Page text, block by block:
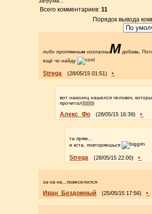
Всего комментариев:11
Порядок вывода
либо протяжным согласныM добавь.
ещё чо найду
Strega (28/05/15 01:51) •
вот наконец нашелся человек,
прочитал))))))))
Алекс_Фо (28/05/15 16:39) •
та прям...
и кста, повторяешься
Strega (28/05/15 22:00) •
ха-ха-ха...повеселился
Иван_Бездомный (25/05/15 17:56) •